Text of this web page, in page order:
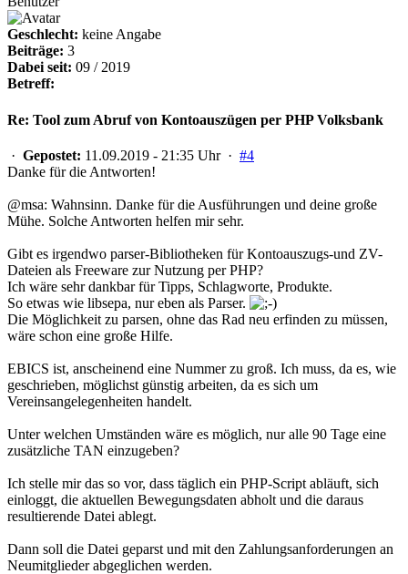
Geschlecht: keine Angabe
Beiträge: 3
Dabei seit: 09 / 2019
Betreff:
Re: Tool zum Abruf von Kontoauszügen per PHP Volksbank
· Gepostet: 11.09.2019 - 21:35 Uhr · #4
Danke für die Antworten!
@msa: Wahnsinn. Danke für die Ausführungen und deine große
Mühe. Solche Antworten helfen mir sehr.
Gibt es irgendwo parser-Bibliotheken für Kontoauszugs-und ZV-
Dateien als Freeware zur Nutzung per PHP?
Ich wäre sehr dankbar für Tipps, Schlagworte, Produkte.
So etwas wie libsepa, nur eben als Parser.
Die Möglichkeit zu parsen, ohne das Rad neu erfinden zu müssen,
wäre schon eine große Hilfe.
EBICS ist, anscheinend eine Nummer zu groß. Ich muss, da es, wie
geschrieben, möglichst günstig arbeiten, da es sich um
Vereinsangelegenheiten handelt.
Unter welchen Umständen wäre es möglich, nur alle 90 Tage eine
zusätzliche TAN einzugeben?
Ich stelle mir das so vor, dass täglich ein PHP-Script abläuft, sich
einloggt, die aktuellen Bewegungsdaten abholt und die daraus
resultierende Datei ablegt.
Dann soll die Datei geparst und mit den Zahlungsanforderungen an
Neumitglieder abgeglichen werden.